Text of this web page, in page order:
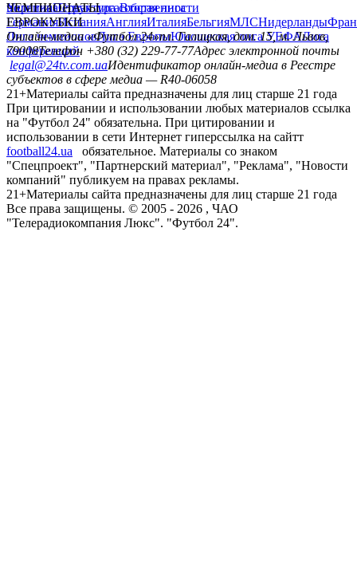
политикаСтруктура собственности
УкраинаПервая лигаВторая лига
ЧЕМПИОНАТЫ
ГерманияИспанияАнглияИталияБельгияМЛСНидерланды
ЕВРОКУБКИ
Лига чемпионовЛига ЕвропыЮношеская лига УЕФАЛига
конференций
Онлайн-медиа «Футбол 24»пл. Галицкая, дом. 15, м. Львов,
79008Телефон +380 (32) 229-77-77Адрес электронной почты
legal@24tv.com.uaИдентификатор онлайн-медиа в Реестре
субъектов в сфере медиа — R40-06058
21+Материалы сайта предназначены для лиц старше 21 года
При цитировании и использовании любых материалов ссылка
на "Футбол 24" обязательна. При цитировании и
использовании в сети Интернет гиперссылка на сайтт
football24.ua
обязательное. Материалы со знаком
"Спецпроект", "Партнерский материал", "Реклама", "Новости
компаний" публикуем на правах рекламы.
21+Материалы сайта предназначены для лиц старше 21 года
Все права защищены. © 2005 - 2026 , ЧАО
"Телерадиокомпания Люкс". "Футбол 24".